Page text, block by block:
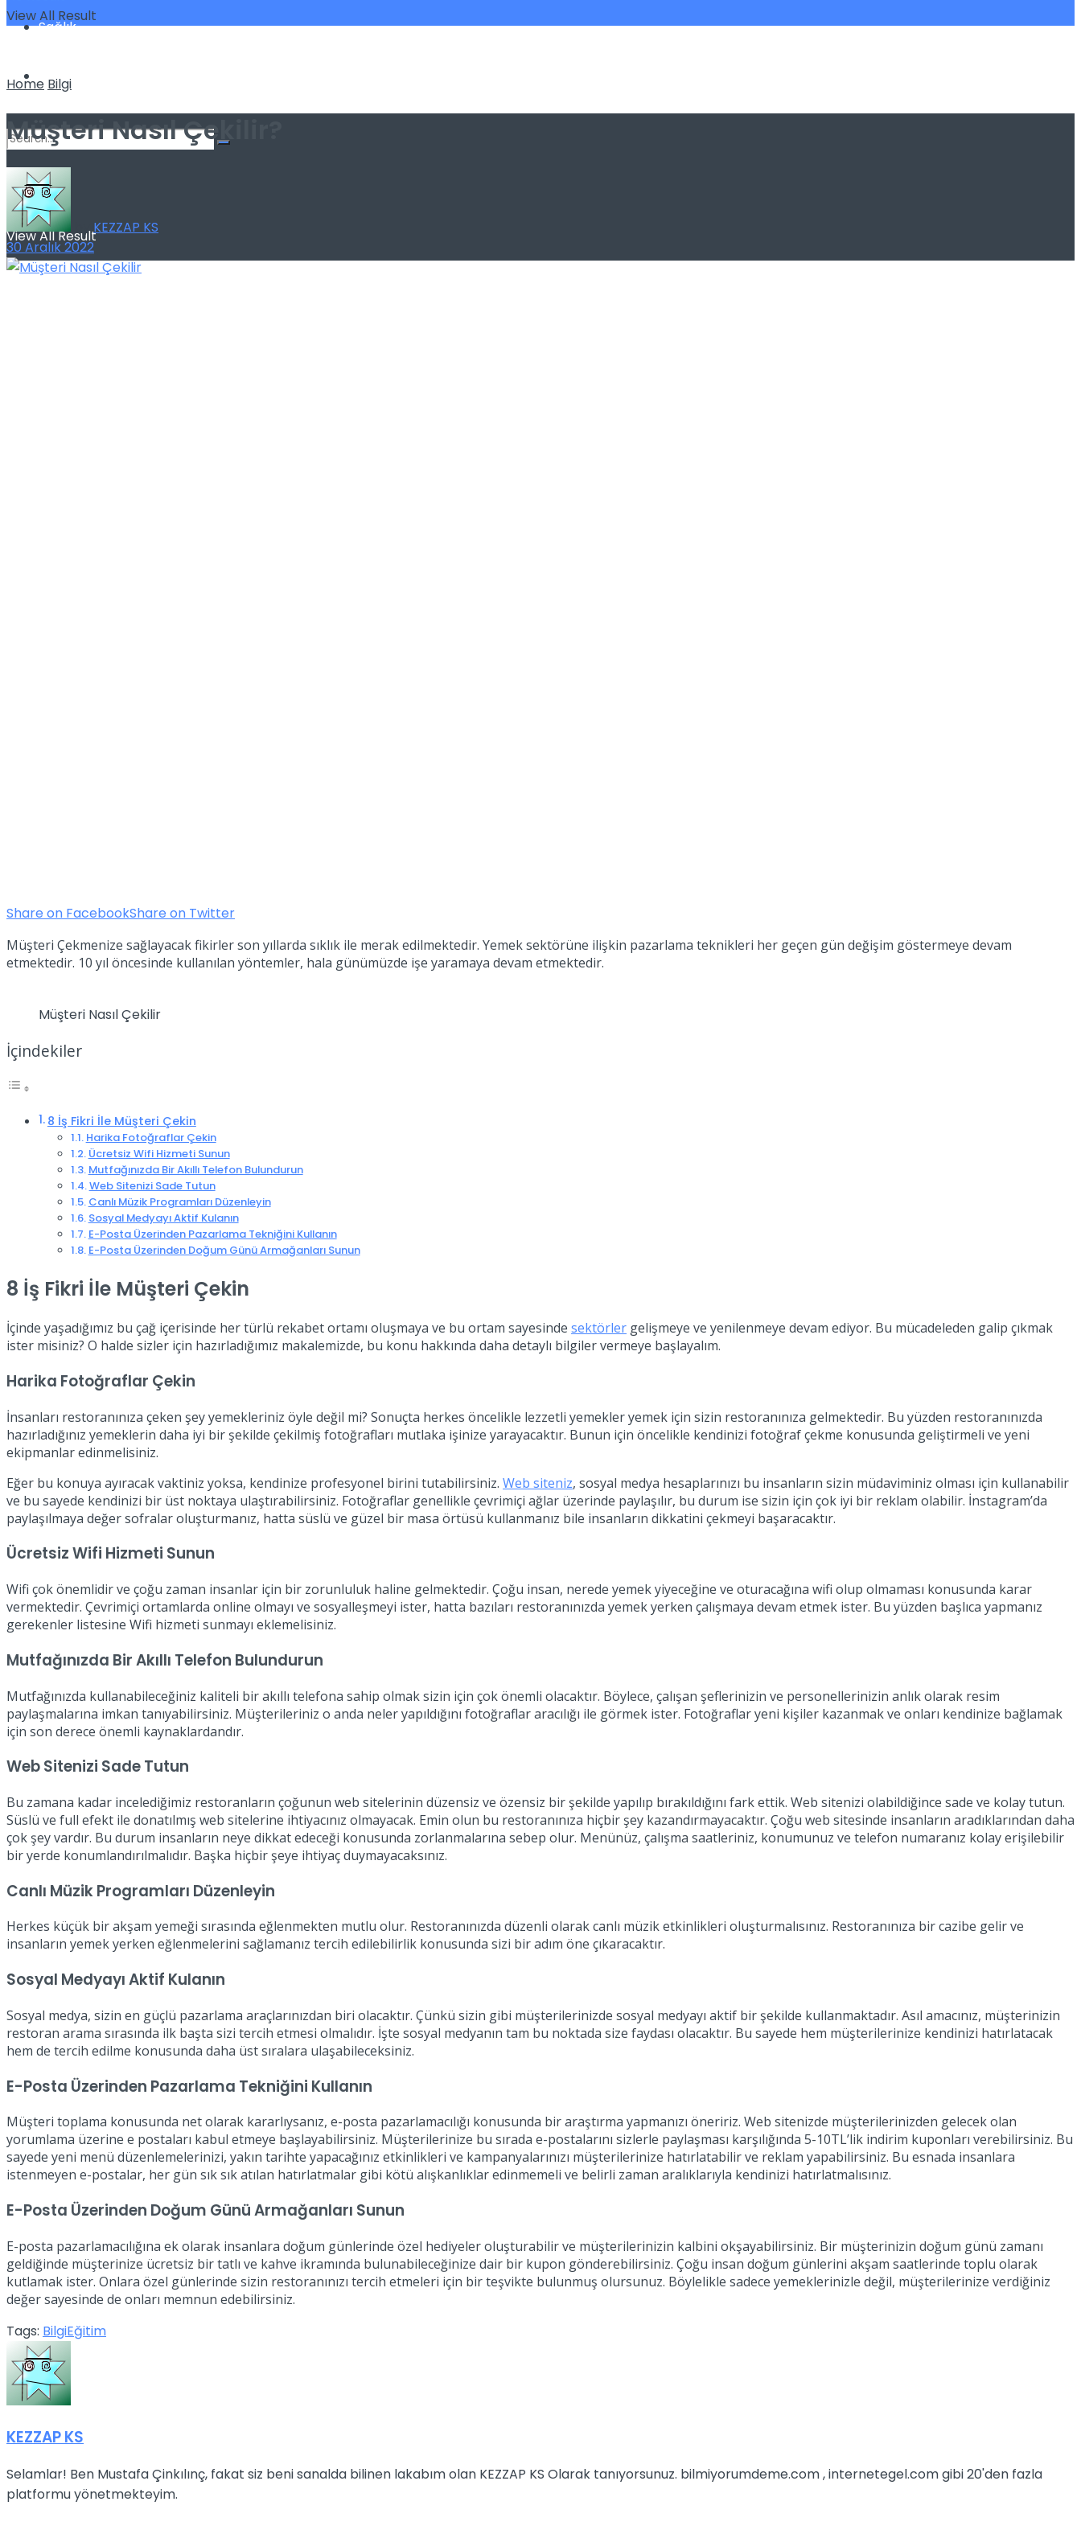
Sağlık
Spor
No Result
View All Result
View All Result
Home Bilgi
Müşteri Nasıl Çekilir?
byKEZZAP KS
30 Aralık 2022
Share on FacebookShare on Twitter
Müşteri Çekmenize sağlayacak fikirler son yıllarda sıklık ile merak edilmektedir. Yemek sektörüne ilişkin pazarlama teknikleri her geçen gün değişim göstermeye devam
etmektedir. 10 yıl öncesinde kullanılan yöntemler, hala günümüzde işe yaramaya devam etmektedir.
Müşteri Nasıl Çekilir
İçindekiler
8 İş Fikri İle Müşteri Çekin
Harika Fotoğraflar Çekin
Ücretsiz Wifi Hizmeti Sunun
Mutfağınızda Bir Akıllı Telefon Bulundurun
Web Sitenizi Sade Tutun
Canlı Müzik Programları Düzenleyin
Sosyal Medyayı Aktif Kulanın
E-Posta Üzerinden Pazarlama Tekniğini Kullanın
E-Posta Üzerinden Doğum Günü Armağanları Sunun
8 İş Fikri İle Müşteri Çekin
İçinde yaşadığımız bu çağ içerisinde her türlü rekabet ortamı oluşmaya ve bu ortam sayesinde sektörler gelişmeye ve yenilenmeye devam ediyor. Bu mücadeleden galip çıkmak
ister misiniz? O halde sizler için hazırladığımız makalemizde, bu konu hakkında daha detaylı bilgiler vermeye başlayalım.
Harika Fotoğraflar Çekin
İnsanları restoranınıza çeken şey yemekleriniz öyle değil mi? Sonuçta herkes öncelikle lezzetli yemekler yemek için sizin restoranınıza gelmektedir. Bu yüzden restoranınızda
hazırladığınız yemeklerin daha iyi bir şekilde çekilmiş fotoğrafları mutlaka işinize yarayacaktır. Bunun için öncelikle kendinizi fotoğraf çekme konusunda geliştirmeli ve yeni
ekipmanlar edinmelisiniz.
Eğer bu konuya ayıracak vaktiniz yoksa, kendinize profesyonel birini tutabilirsiniz. Web siteniz, sosyal medya hesaplarınızı bu insanların sizin müdaviminiz olması için kullanabilir
ve bu sayede kendinizi bir üst noktaya ulaştırabilirsiniz. Fotoğraflar genellikle çevrimiçi ağlar üzerinde paylaşılır, bu durum ise sizin için çok iyi bir reklam olabilir. İnstagram’da
paylaşılmaya değer sofralar oluşturmanız, hatta süslü ve güzel bir masa örtüsü kullanmanız bile insanların dikkatini çekmeyi başaracaktır.
Ücretsiz Wifi Hizmeti Sunun
Wifi çok önemlidir ve çoğu zaman insanlar için bir zorunluluk haline gelmektedir. Çoğu insan, nerede yemek yiyeceğine ve oturacağına wifi olup olmaması konusunda karar
vermektedir. Çevrimiçi ortamlarda online olmayı ve sosyalleşmeyi ister, hatta bazıları restoranınızda yemek yerken çalışmaya devam etmek ister. Bu yüzden başlıca yapmanız
gerekenler listesine Wifi hizmeti sunmayı eklemelisiniz.
Mutfağınızda Bir Akıllı Telefon Bulundurun
Mutfağınızda kullanabileceğiniz kaliteli bir akıllı telefona sahip olmak sizin için çok önemli olacaktır. Böylece, çalışan şeflerinizin ve personellerinizin anlık olarak resim
paylaşmalarına imkan tanıyabilirsiniz. Müşterileriniz o anda neler yapıldığını fotoğraflar aracılığı ile görmek ister. Fotoğraflar yeni kişiler kazanmak ve onları kendinize bağlamak
için son derece önemli kaynaklardandır.
Web Sitenizi Sade Tutun
Bu zamana kadar incelediğimiz restoranların çoğunun web sitelerinin düzensiz ve özensiz bir şekilde yapılıp bırakıldığını fark ettik. Web sitenizi olabildiğince sade ve kolay tutun.
Süslü ve full efekt ile donatılmış web sitelerine ihtiyacınız olmayacak. Emin olun bu restoranınıza hiçbir şey kazandırmayacaktır. Çoğu web sitesinde insanların aradıklarından daha
çok şey vardır. Bu durum insanların neye dikkat edeceği konusunda zorlanmalarına sebep olur. Menünüz, çalışma saatleriniz, konumunuz ve telefon numaranız kolay erişilebilir
bir yerde konumlandırılmalıdır. Başka hiçbir şeye ihtiyaç duymayacaksınız.
Canlı Müzik Programları Düzenleyin
Herkes küçük bir akşam yemeği sırasında eğlenmekten mutlu olur. Restoranınızda düzenli olarak canlı müzik etkinlikleri oluşturmalısınız. Restoranınıza bir cazibe gelir ve
insanların yemek yerken eğlenmelerini sağlamanız tercih edilebilirlik konusunda sizi bir adım öne çıkaracaktır.
Sosyal Medyayı Aktif Kulanın
Sosyal medya, sizin en güçlü pazarlama araçlarınızdan biri olacaktır. Çünkü sizin gibi müşterilerinizde sosyal medyayı aktif bir şekilde kullanmaktadır. Asıl amacınız, müşterinizin
restoran arama sırasında ilk başta sizi tercih etmesi olmalıdır. İşte sosyal medyanın tam bu noktada size faydası olacaktır. Bu sayede hem müşterilerinize kendinizi hatırlatacak
hem de tercih edilme konusunda daha üst sıralara ulaşabileceksiniz.
E-Posta Üzerinden Pazarlama Tekniğini Kullanın
Müşteri toplama konusunda net olarak kararlıysanız, e-posta pazarlamacılığı konusunda bir araştırma yapmanızı öneririz. Web sitenizde müşterilerinizden gelecek olan
yorumlama üzerine e postaları kabul etmeye başlayabilirsiniz. Müşterilerinize bu sırada e-postalarını sizlerle paylaşması karşılığında 5-10TL’lik indirim kuponları verebilirsiniz. Bu
sayede yeni menü düzenlemelerinizi, yakın tarihte yapacağınız etkinlikleri ve kampanyalarınızı müşterilerinize hatırlatabilir ve reklam yapabilirsiniz. Bu esnada insanlara
istenmeyen e-postalar, her gün sık sık atılan hatırlatmalar gibi kötü alışkanlıklar edinmemeli ve belirli zaman aralıklarıyla kendinizi hatırlatmalısınız.
E-Posta Üzerinden Doğum Günü Armağanları Sunun
E-posta pazarlamacılığına ek olarak insanlara doğum günlerinde özel hediyeler oluşturabilir ve müşterilerinizin kalbini okşayabilirsiniz. Bir müşterinizin doğum günü zamanı
geldiğinde müşterinize ücretsiz bir tatlı ve kahve ikramında bulunabileceğinize dair bir kupon gönderebilirsiniz. Çoğu insan doğum günlerini akşam saatlerinde toplu olarak
kutlamak ister. Onlara özel günlerinde sizin restoranınızı tercih etmeleri için bir teşvikte bulunmuş olursunuz. Böylelikle sadece yemeklerinizle değil, müşterilerinize verdiğiniz
değer sayesinde de onları memnun edebilirsiniz.
Tags: BilgiEğitim
KEZZAP KS
Selamlar! Ben Mustafa Çinkılınç, fakat siz beni sanalda bilinen lakabım olan KEZZAP KS Olarak tanıyorsunuz. bilmiyorumdeme.com , internetegel.com gibi 20'den fazla
platformu yönetmekteyim.